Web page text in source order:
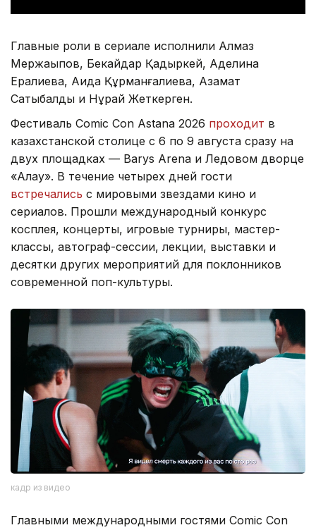
Главные роли в сериале исполнили Алмаз
Мержақыпов, Бекайдар Қадыркей, Аделина
Ералиева, Аида Құрманғалиева, Азамат
Сатыбалды и Нұрай Жеткерген.
Фестиваль Comic Con Astana 2026 проходит в
казахстанской столице с 6 по 9 августа сразу на
двух площадках — Barys Arena и Ледовом дворце
«Алау». В течение четырех дней гости
встречались с мировыми звездами кино и
сериалов. Прошли международный конкурс
косплея, концерты, игровые турниры, мастер-
классы, автограф-сессии, лекции, выставки и
десятки других мероприятий для поклонников
современной поп-культуры.
кадр из видео
Главными международными гостями Comic Con